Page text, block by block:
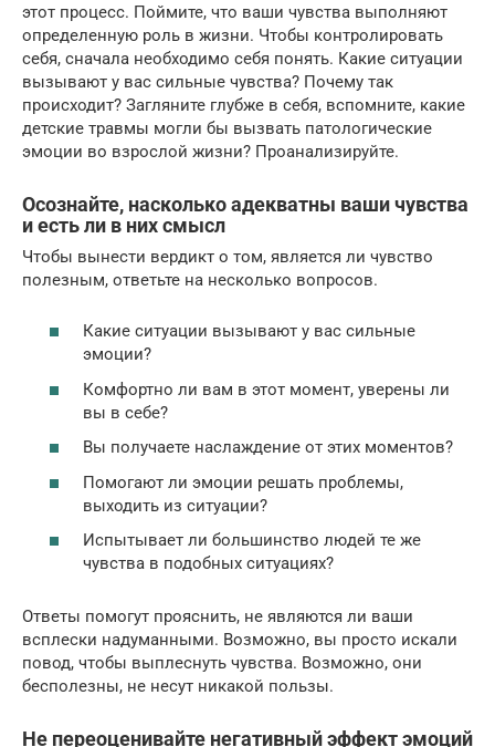
этот процесс. Поймите, что ваши чувства выполняют
определенную роль в жизни. Чтобы контролировать
себя, сначала необходимо себя понять. Какие ситуации
вызывают у вас сильные чувства? Почему так
происходит? Загляните глубже в себя, вспомните, какие
детские травмы могли бы вызвать патологические
эмоции во взрослой жизни? Проанализируйте.
Осознайте, насколько адекватны ваши чувства
и есть ли в них смысл
Чтобы вынести вердикт о том, является ли чувство
полезным, ответьте на несколько вопросов.
Какие ситуации вызывают у вас сильные
эмоции?
Комфортно ли вам в этот момент, уверены ли
вы в себе?
Вы получаете наслаждение от этих моментов?
Помогают ли эмоции решать проблемы,
выходить из ситуации?
Испытывает ли большинство людей те же
чувства в подобных ситуациях?
Ответы помогут прояснить, не являются ли ваши
всплески надуманными. Возможно, вы просто искали
повод, чтобы выплеснуть чувства. Возможно, они
бесполезны, не несут никакой пользы.
Не переоценивайте негативный эффект эмоций